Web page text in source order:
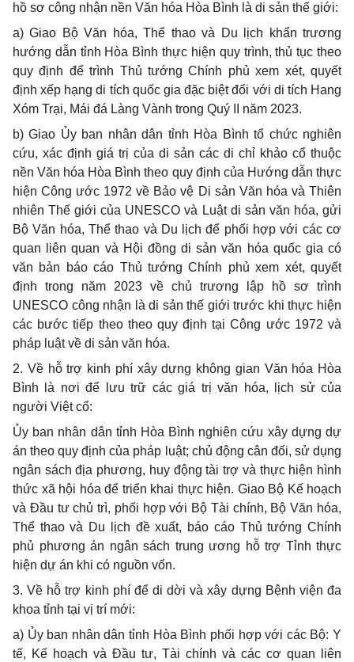
hồ sơ công nhận nền Văn hóa Hòa Bình là di sản thế giới:
a) Giao Bộ Văn hóa, Thể thao và Du lịch khẩn trương
hướng dẫn tỉnh Hòa Bình thực hiện quy trình, thủ tục theo
quy định để trình Thủ tướng Chính phủ xem xét, quyết
định xếp hạng di tích quốc gia đặc biệt đối với di tích Hang
Xóm Trại, Mái đá Làng Vành trong Quý II năm 2023.
b) Giao Ủy ban nhân dân tỉnh Hòa Bình tổ chức nghiên
cứu, xác định giá trị của di sản các di chỉ khảo cổ thuộc
nền Văn hóa Hòa Bình theo quy định của Hướng dẫn thực
hiện Công ước 1972 về Bảo vệ Di sản Văn hóa và Thiên
nhiên Thế giới của UNESCO và Luật di sản văn hóa, gửi
Bộ Văn hóa, Thể thao và Du lịch để phối hợp với các cơ
quan liên quan và Hội đồng di sản văn hóa quốc gia có
văn bản báo cáo Thủ tướng Chính phủ xem xét, quyết
định trong năm 2023 về chủ trương lập hồ sơ trình
UNESCO công nhận là di sản thế giới trước khi thực hiện
các bước tiếp theo theo quy định tại Công ước 1972 và
pháp luật về di sản văn hóa.
2. Về hỗ trợ kinh phí xây dựng không gian Văn hóa Hòa
Bình là nơi để lưu trữ các giá trị văn hóa, lịch sử của
người Việt cổ:
Ủy ban nhân dân tỉnh Hòa Bình nghiên cứu xây dựng dự
án theo quy định của pháp luật; chủ động cân đối, sử dụng
ngân sách địa phương, huy động tài trợ và thực hiện hình
thức xã hội hóa để triển khai thực hiện. Giao Bộ Kế hoạch
và Đầu tư chủ trì, phối hợp với Bộ Tài chính, Bộ Văn hóa,
Thể thao và Du lịch đề xuất, báo cáo Thủ tướng Chính
phủ phương án ngân sách trung ương hỗ trợ Tỉnh thực
hiện dự án khi có nguồn vốn.
3. Về hỗ trợ kinh phí để di dời và xây dựng Bệnh viện đa
khoa tỉnh tại vị trí mới:
a) Ủy ban nhân dân tỉnh Hòa Bình phối hợp với các Bộ: Y
tế, Kế hoạch và Đầu tư, Tài chính và các cơ quan liên